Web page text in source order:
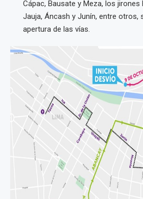
Cápac, Bausate y Meza, los jirones
Jauja, Áncash y Junín, entre otros,
apertura de las vías.